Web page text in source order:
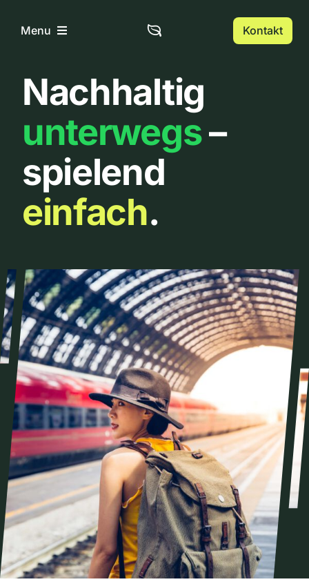
InhaltMenu
Home
Über uns
Urbanlist
Kontakt
Nachhaltig
unterwegs–
spielend
einfach.